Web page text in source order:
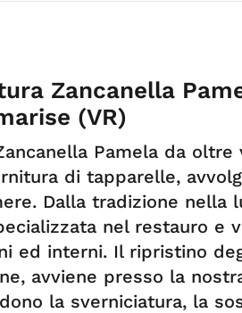
Zancanella
(VR)
Pamela da oltre
di tapparelle,
Dalla tradizione nella
nel restauro e
ed interni. Il ripristino
avviene presso la
la sverniciatura, la